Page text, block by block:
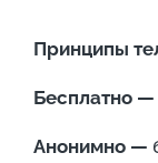
Принципы
Бесплатно —
Анонимно —